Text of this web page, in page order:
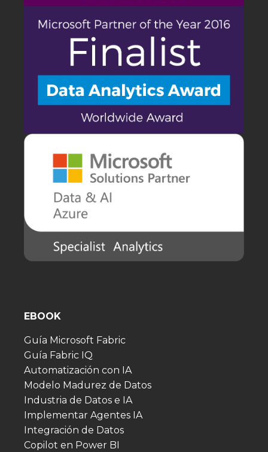
EBOOK
Guía Microsoft Fabric
Guía Fabric IQ
Automatización con IA
Modelo Madurez de Datos
Industria de Datos e IA
Implementar Agentes IA
Integración de Datos
Copilot en Power BI